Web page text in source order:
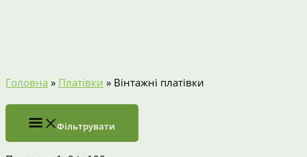
Головна » Платівки » Вінтажні платівки
Фільтрувати